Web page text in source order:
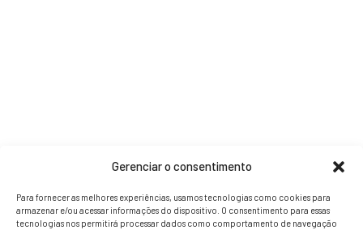
Gerenciar o consentimento
Para fornecer as melhores experiências, usamos tecnologias como cookies para
armazenar e/ou acessar informações do dispositivo. O consentimento para essas
tecnologias nos permitirá processar dados como comportamento de navegação